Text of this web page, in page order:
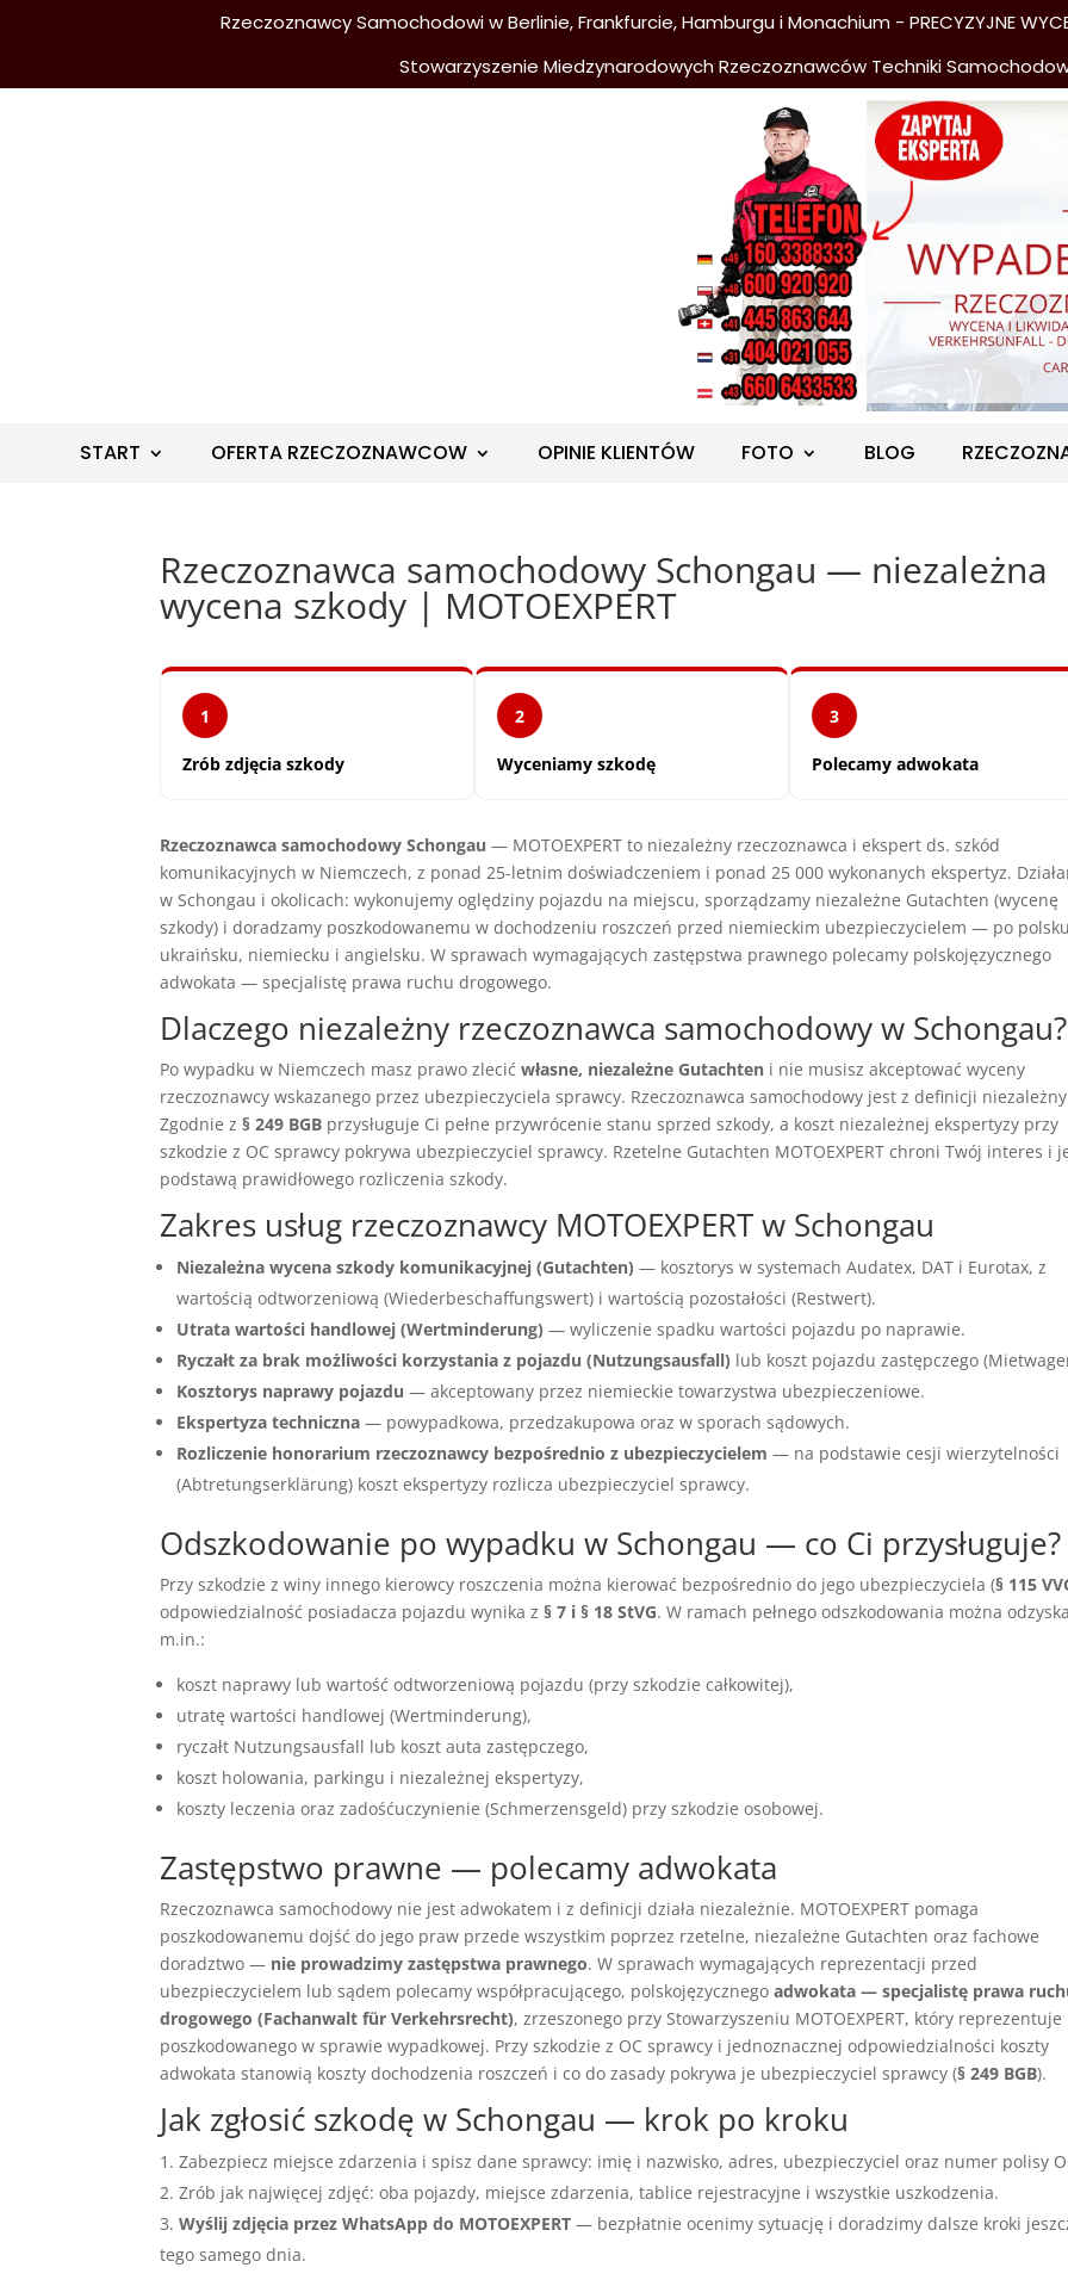
Rzeczoznawcy Samochodowi w Berlinie, Frankfurcie, Hamburgu i Monachium - PRECYZYJNE
Stowarzyszenie Miedzynarodowych Rzeczoznawców Techniki
START OFERTA RZECZOZNAWCOW OPINIE KLIENTÓW FOTO BLOG
Rzeczoznawca samochodowy Schongau — niezależna
wycena szkody | MOTOEXPERT
1
Zrób zdjęcia szkody
2
Wyceniamy szkodę
3
Polecamy adwokata
Rzeczoznawca samochodowy Schongau — MOTOEXPERT to niezależny rzeczoznawca i ekspert ds. szkód
komunikacyjnych w Niemczech, z ponad 25-letnim doświadczeniem i ponad 25 000 wykonanych ekspertyz.
w Schongau i okolicach: wykonujemy oględziny pojazdu na miejscu, sporządzamy niezależne Gutachten (wycenę
szkody) i doradzamy poszkodowanemu w dochodzeniu roszczeń przed niemieckim ubezpieczycielem — po
ukraińsku, niemiecku i angielsku. W sprawach wymagających zastępstwa prawnego polecamy polskojęzycznego
adwokata — specjalistę prawa ruchu drogowego.
Dlaczego niezależny rzeczoznawca samochodowy w Schongau?
Po wypadku w Niemczech masz prawo zlecićwłasne, niezależne Gutachten i nie musisz akceptować wyceny
rzeczoznawcy wskazanego przez ubezpieczyciela sprawcy. Rzeczoznawca samochodowy jest z definicji
Zgodnie z§ 249 BGB przysługuje Ci pełne przywrócenie stanu sprzed szkody, a koszt niezależnej ekspertyzy przy
szkodzie z OC sprawcy pokrywa ubezpieczyciel sprawcy. Rzetelne Gutachten MOTOEXPERT chroni Twój interes i
podstawą prawidłowego rozliczenia szkody.
Zakres usług rzeczoznawcy MOTOEXPERT w Schongau
Niezależna wycena szkody komunikacyjnej (Gutachten) — kosztorys w systemach Audatex, DAT i Eurotax, z
wartością odtworzeniową (Wiederbeschaffungswert) i wartością pozostałości (Restwert).
Utrata wartości handlowej (Wertminderung) — wyliczenie spadku wartości pojazdu po naprawie.
Ryczałt za brak możliwości korzystania z pojazdu (Nutzungsausfall) lub koszt pojazdu zastępczego
Kosztorys naprawy pojazdu — akceptowany przez niemieckie towarzystwa ubezpieczeniowe.
Ekspertyza techniczna — powypadkowa, przedzakupowa oraz w sporach sądowych.
Rozliczenie honorarium rzeczoznawcy bezpośrednio z ubezpieczycielem — na podstawie cesji wierzytelności
(Abtretungserklärung) koszt ekspertyzy rozlicza ubezpieczyciel sprawcy.
Odszkodowanie po wypadku w Schongau — co Ci przysługuje?
Przy szkodzie z winy innego kierowcy roszczenia można kierować bezpośrednio do jego ubezpieczyciela (§ 115
odpowiedzialność posiadacza pojazdu wynika z§ 7 i § 18 StVG. W ramach pełnego odszkodowania można
m.in.:
koszt naprawy lub wartość odtworzeniową pojazdu (przy szkodzie całkowitej),
utratę wartości handlowej (Wertminderung),
ryczałt Nutzungsausfall lub koszt auta zastępczego,
koszt holowania, parkingu i niezależnej ekspertyzy,
koszty leczenia oraz zadośćuczynienie (Schmerzensgeld) przy szkodzie osobowej.
Zastępstwo prawne — polecamy adwokata
Rzeczoznawca samochodowy nie jest adwokatem i z definicji działa niezależnie. MOTOEXPERT pomaga
poszkodowanemu dojść do jego praw przede wszystkim poprzez rzetelne, niezależne Gutachten oraz fachowe
doradztwo — nie prowadzimy zastępstwa prawnego. W sprawach wymagających reprezentacji przed
ubezpieczycielem lub sądem polecamy współpracującego, polskojęzycznegoadwokata — specjalistę prawa
drogowego (Fachanwalt für Verkehrsrecht), zrzeszonego przy Stowarzyszeniu MOTOEXPERT, który reprezentuje
poszkodowanego w sprawie wypadkowej. Przy szkodzie z OC sprawcy i jednoznacznej odpowiedzialności koszty
adwokata stanowią koszty dochodzenia roszczeń i co do zasady pokrywa je ubezpieczyciel sprawcy (§ 249 BGB).
Jak zgłosić szkodę w Schongau — krok po kroku
Zabezpiecz miejsce zdarzenia i spisz dane sprawcy: imię i nazwisko, adres, ubezpieczyciel oraz numer polisy
Zrób jak najwięcej zdjęć: oba pojazdy, miejsce zdarzenia, tablice rejestracyjne i wszystkie uszkodzenia.
Wyślij zdjęcia przez WhatsApp do MOTOEXPERT — bezpłatnie ocenimy sytuację i doradzimy dalsze kroki
tego samego dnia.